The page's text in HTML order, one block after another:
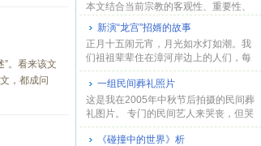
。看来该文
，都成问
本文结合当前宗教的客观性、重要性、
排他性等特性，并援引联合国的有关材
料和国外一些...
新演“龙宫”招婿的故事
正月十五闹元宵，月光如水灯如潮。我
们祖祖辈辈住在漳河岸边上的人们，每
年元宵节，为...
一组民间葬礼照片
这是我在2005年中秋节后拍摄的民间葬
礼图片。 专门的民间艺人来哭丧，但哭
是假，讨钱...
《碰撞中的世界》析